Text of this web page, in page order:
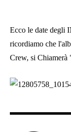
Ecco le date degli
ricordiamo che
Crew, si Chiamerà